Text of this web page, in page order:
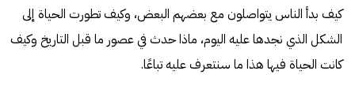
كيف بدأ الناس يتواصلون مع بعضهم البعض، وكيف تطورت الحياة إلى
الشكل الذي نجدها عليه اليوم، ماذا حدث في عصور ما قبل التاريخ وكيف
كانت الحياة فيها هذا ما سنتعرف عليه تباعًا.